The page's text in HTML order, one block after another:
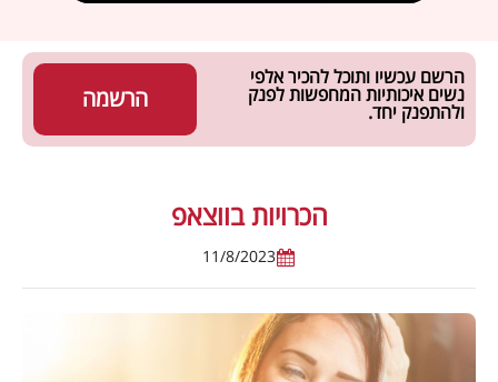
הרשמה
הרשם עכשיו ותוכל להכיר אלפי
נשים איכותיות המחפשות לפנק
ולהתפנק יחד.
הכרויות בווצאפ
11/8/2023